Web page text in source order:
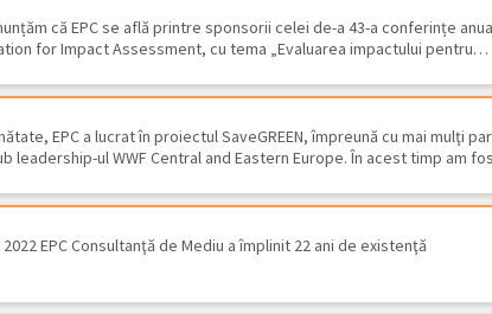
chiroptere victime…
că EPC se află printre sponsorii celei de-a 43-a conferințe
for Impact Assessment, cu tema „Evaluarea impactului pentru…
EPC a lucrat în proiectul SaveGREEN, împreună cu mai mulţi
leadership-ul WWF Central and Eastern Europe. În acest timp am
EPC Consultanţă de Mediu a împlinit 22 ani de existenţă